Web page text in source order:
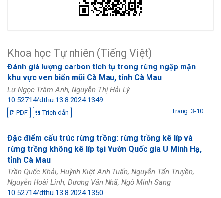
Khoa học Tự nhiên (Tiếng Việt)
Đánh giá lượng carbon tích tụ trong rừng ngập mặn
khu vực ven biển mũi Cà Mau, tỉnh Cà Mau
Lư Ngọc Trâm Anh, Nguyễn Thị Hải Lý
10.52714/dthu.13.8.2024.1349
PDF Trích dẫn Trang: 3-10
Đặc điểm cấu trúc rừng trồng: rừng trồng kê líp và
rừng trồng không kê líp tại Vườn Quốc gia U Minh Hạ,
tỉnh Cà Mau
Trần Quốc Khải, Huỳnh Kiệt Anh Tuấn, Nguyễn Tấn Truyền,
Nguyễn Hoài Linh, Dương Văn Nhã, Ngô Minh Sang
10.52714/dthu.13.8.2024.1350